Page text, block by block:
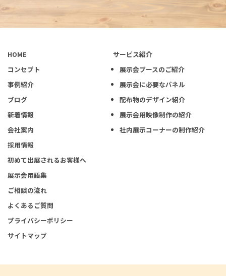
HOME
コンセプト
事例紹介
ブログ
新着情報
会社案内
採用情報
サービス紹介
展示会ブースのご紹介
展示会に必要なパネル
配布物のデザイン紹介
展示会用映像制作の紹介
社内展示コーナーの制作紹介
初めて出展されるお客様へ
展示会用語集
ご相談の流れ
よくあるご質問
プライバシーポリシー
サイトマップ